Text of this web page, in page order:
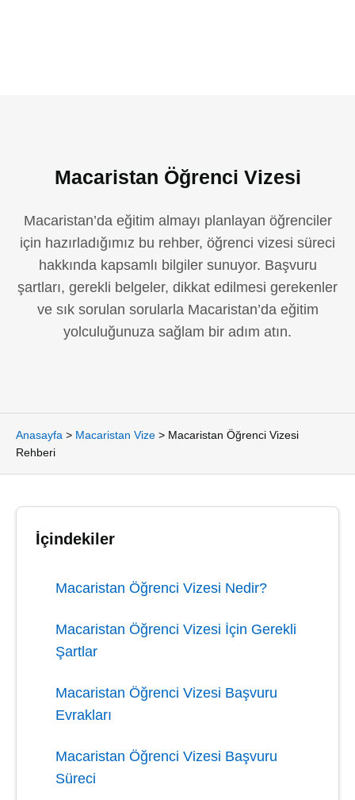
Macaristan Öğrenci Vizesi
Macaristan’da eğitim almayı planlayan öğrenciler
için hazırladığımız bu rehber, öğrenci vizesi süreci
hakkında kapsamlı bilgiler sunuyor. Başvuru
şartları, gerekli belgeler, dikkat edilmesi gerekenler
ve sık sorulan sorularla Macaristan’da eğitim
yolculuğunuza sağlam bir adım atın.
Anasayfa > Macaristan Vize > Macaristan Öğrenci Vizesi
Rehberi
İçindekiler
Macaristan Öğrenci Vizesi Nedir?
Macaristan Öğrenci Vizesi İçin Gerekli
Şartlar
Macaristan Öğrenci Vizesi Başvuru
Evrakları
Macaristan Öğrenci Vizesi Başvuru
Süreci